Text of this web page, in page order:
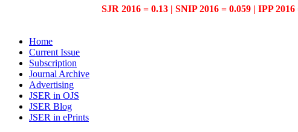
SJR 2016 = 0.13 | SNIP 2016 = 0.059 | IPP
Home
Current Issue
Subscription
Journal Archive
Advertising
JSER in OJS
JSER Blog
JSER in ePrints